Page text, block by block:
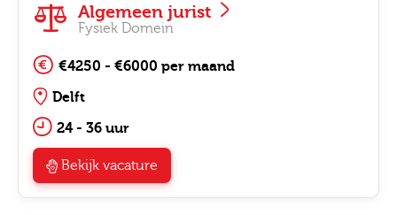
Algemeen jurist
Fysiek Domein
€4250 - €6000 per maand
Delft
24 - 36 uur
Bekijk vacature